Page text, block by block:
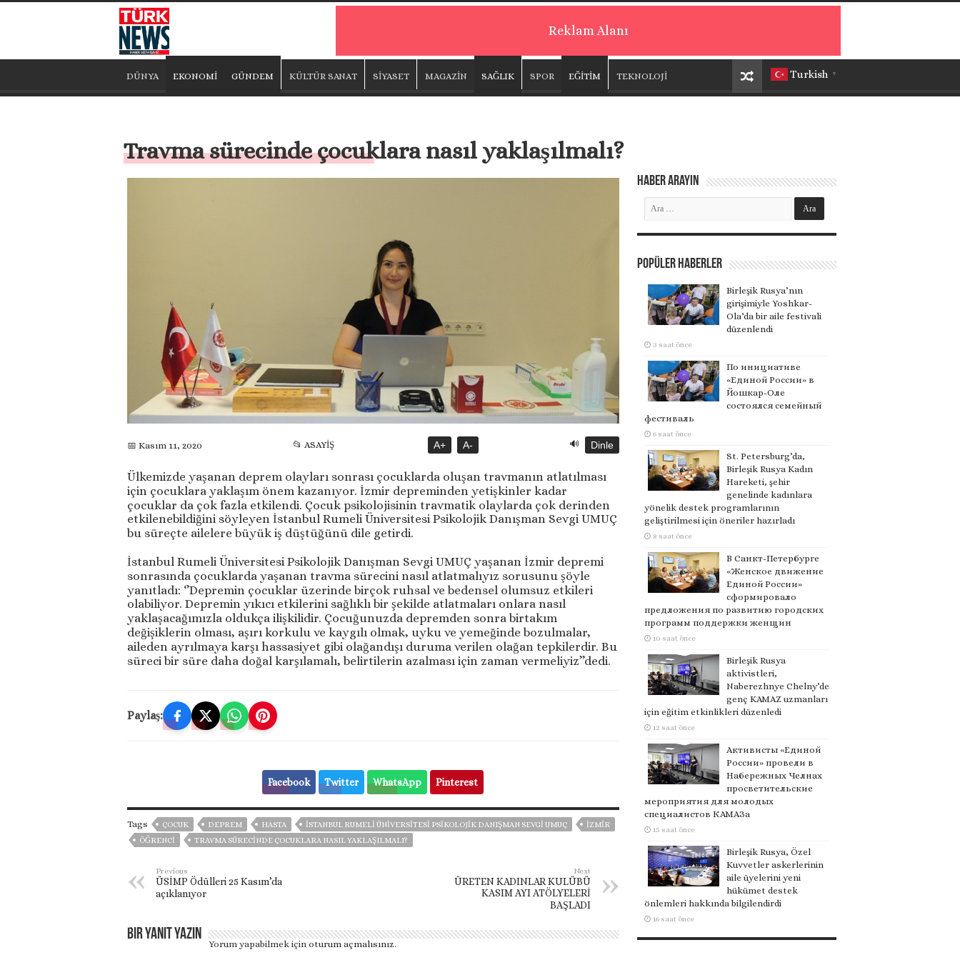
Reklam Alanı
Turkish ▼
DÜNYA EKONOMİ GÜNDEM KÜLTÜR SANAT SİYASET MAGAZİN SAĞLIK SPOR EĞİTİM TEKNOLOJİ
Travma sürecinde çocuklara nasıl yaklaşılmalı?
📅 Kasım 11, 2020 📂 ASAYİŞ A+ A- 🔊 Dinle
Ülkemizde yaşanan deprem olayları sonrası çocuklarda oluşan travmanın atlatılması
için çocuklara yaklaşım önem kazanıyor. İzmir depreminden yetişkinler kadar
çocuklar da çok fazla etkilendi. Çocuk psikolojisinin travmatik olaylarda çok derinden
etkilenebildiğini söyleyen İstanbul Rumeli Üniversitesi Psikolojik Danışman Sevgi UMUÇ
bu süreçte ailelere büyük iş düştüğünü dile getirdi.
İstanbul Rumeli Üniversitesi Psikolojik Danışman Sevgi UMUÇ yaşanan İzmir depremi
sonrasında çocuklarda yaşanan travma sürecini nasıl atlatmalıyız sorusunu şöyle
yanıtladı: ‘’Depremin çocuklar üzerinde birçok ruhsal ve bedensel olumsuz etkileri
olabiliyor. Depremin yıkıcı etkilerini sağlıklı bir şekilde atlatmaları onlara nasıl
yaklaşacağımızla oldukça ilişkilidir. Çocuğunuzda depremden sonra birtakım
değişiklerin olması, aşırı korkulu ve kaygılı olmak, uyku ve yemeğinde bozulmalar,
aileden ayrılmaya karşı hassasiyet gibi olağandışı duruma verilen olağan tepkilerdir. Bu
süreci bir süre daha doğal karşılamalı, belirtilerin azalması için zaman vermeliyiz’’dedi.
Paylaş:
Facebook Twitter WhatsApp Pinterest
Tags ÇOCUK DEPREM HASTA İSTANBUL RUMELI ÜNIVERSITESI PSIKOLOJIK DANIŞMAN SEVGI UMUÇ
İZMIR
ÖĞRENCI
TRAVMA SÜRECINDE ÇOCUKLARA NASIL YAKLAŞILMALI?
Previous
ÜSİMP Ödülleri 25 Kasım’da
açıklanıyor
Next
ÜRETEN KADINLAR KULÜBÜ
KASIM AYI ATÖLYELERİ
BAŞLADI
Bir yanıt yazın
Yorum yapabilmek için oturum açmalısınız.
Haber Arayın
Popüler Haberler
Birleşik Rusya’nın
girişimiyle Yoshkar-
Ola’da bir aile festivali
düzenlendi
3 saat önce
По инициативе
«Единой России» в
Йошкар-Оле
состоялся семейный
фестиваль
6 saat önce
St. Petersburg’da,
Birleşik Rusya Kadın
Hareketi, şehir
genelinde kadınlara
yönelik destek programlarının
geliştirilmesi için öneriler hazırladı
8 saat önce
В Санкт-Петербурге
«Женское движение
Единой России»
сформировало
предложения по развитию городских
программ поддержки женщин
10 saat önce
Birleşik Rusya
aktivistleri,
Naberezhnye Chelny’de
genç KAMAZ uzmanları
için eğitim etkinlikleri düzenledi
12 saat önce
Активисты «Единой
России» провели в
Набережных Челнах
просветительские
мероприятия для молодых
специалистов КАМАЗа
15 saat önce
Birleşik Rusya, Özel
Kuvvetler askerlerinin
aile üyelerini yeni
hükümet destek
önlemleri hakkında bilgilendirdi
16 saat önce